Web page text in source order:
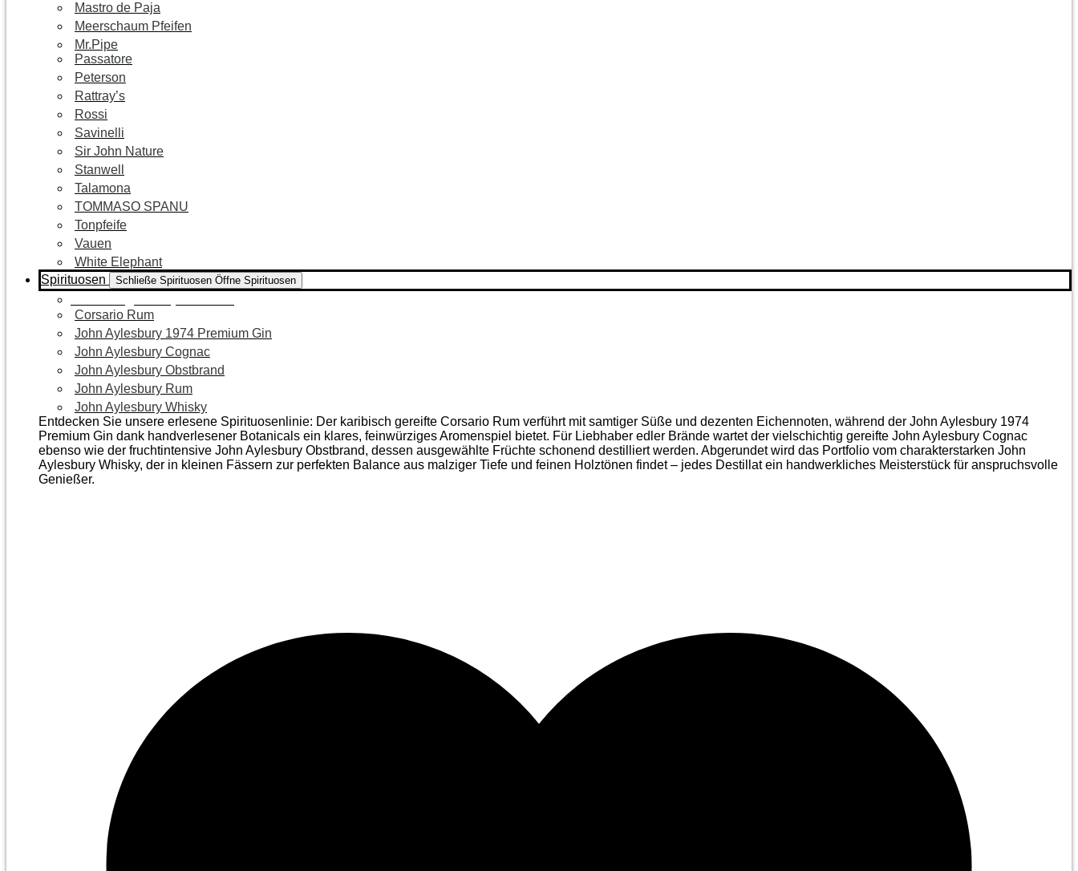
Mastro de Paja
Meerschaum Pfeifen
Mr.Pipe
Passatore
Peterson
Rattray’s
Rossi
Savinelli
Sir John Nature
Stanwell
Talamona
TOMMASO SPANU
Tonpfeife
Vauen
White Elephant
Spirituosen
Schließe Spirituosen Öffne Spirituosen
Corsario Rum
John Aylesbury 1974 Premium Gin
John Aylesbury Cognac
John Aylesbury Obstbrand
John Aylesbury Rum
John Aylesbury Whisky
Entdecken Sie unsere erlesene Spirituosenlinie: Der karibisch gereifte Corsario Rum verführt mit samtiger Süße und dezenten Eichen­noten, während der John Aylesbury 1974
Premium Gin dank handverlesener Botanicals ein klares, feinwürziges Aromenspiel bietet. Für Liebhaber edler Brände wartet der vielschichtig gereifte John Aylesbury Cognac
ebenso wie der frucht­intensive John Aylesbury Obstbrand, dessen ausgewählte Früchte schonend destilliert werden. Abgerundet wird das Portfolio vom charakterstarken John
Aylesbury Whisky, der in kleinen Fässern zur perfekten Balance aus malziger Tiefe und feinen Holz­tönen findet – jedes Destillat ein handwerkliches Meister­stück für anspruchsvolle
Genießer.